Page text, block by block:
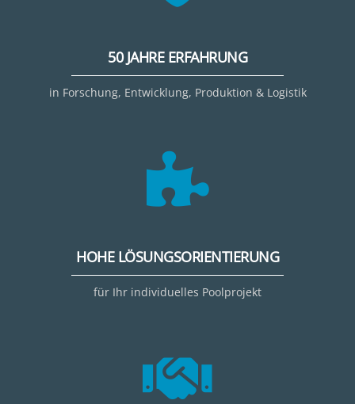
50 JAHRE ERFAHRUNG
in Forschung, Entwicklung, Produktion & Logistik
HOHE LÖSUNGSORIENTIERUNG
für Ihr individuelles Poolprojekt